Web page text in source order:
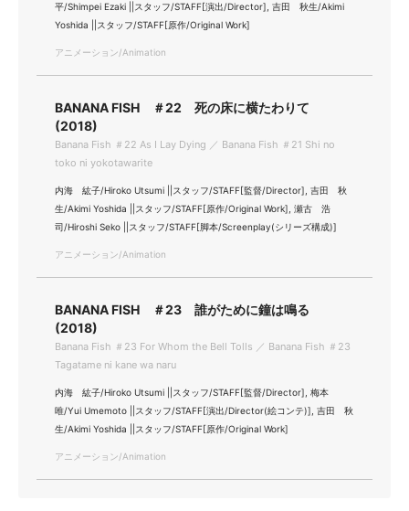
平/Shimpei Ezaki ||スタッフ/STAFF[演出/Director], 吉田 秋生/Akimi
Yoshida ||スタッフ/STAFF[原作/Original Work]
アニメーション/Animation
BANANA FISH ＃22 死の床に横たわりて
(2018)
Banana Fish ＃22 As I Lay Dying ／ Banana Fish ＃21 Shi no
toko ni yokotawarite
内海 紘子/Hiroko Utsumi ||スタッフ/STAFF[監督/Director], 吉田 秋
生/Akimi Yoshida ||スタッフ/STAFF[原作/Original Work], 瀬古 浩
司/Hiroshi Seko ||スタッフ/STAFF[脚本/Screenplay(シリーズ構成)]
アニメーション/Animation
BANANA FISH ＃23 誰がために鐘は鳴る
(2018)
Banana Fish ＃23 For Whom the Bell Tolls ／ Banana Fish ＃23
Tagatame ni kane wa naru
内海 紘子/Hiroko Utsumi ||スタッフ/STAFF[監督/Director], 梅本
唯/Yui Umemoto ||スタッフ/STAFF[演出/Director(絵コンテ)], 吉田 秋
生/Akimi Yoshida ||スタッフ/STAFF[原作/Original Work]
アニメーション/Animation